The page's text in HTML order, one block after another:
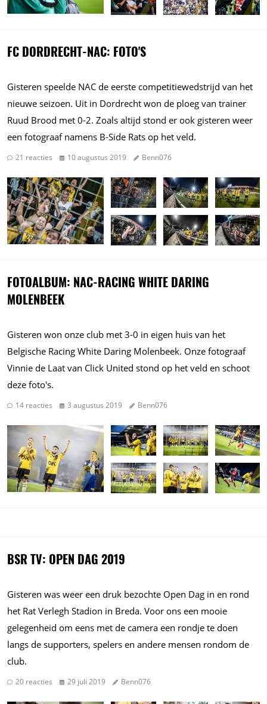
FC DORDRECHT-NAC: FOTO'S
Gisteren speelde NAC de eerste competitiewedstrijd van het
nieuwe seizoen. Uit in Dordrecht won de ploeg van trainer
Ruud Brood met 0-2. Zoals altijd stond er ook gisteren weer
een fotograaf namens B-Side Rats op het veld.
21 reacties 10 augustus 2019 Benn076
FOTOALBUM: NAC-RACING WHITE DARING
MOLENBEEK
Gisteren won onze club met 3-0 in eigen huis van het
Belgische Racing White Daring Molenbeek. Onze fotograaf
Vinnie de Laat van Click United stond op het veld en schoot
deze foto's.
14 reacties 3 augustus 2019 Benn076
BSR TV: OPEN DAG 2019
Gisteren was weer een druk bezochte Open Dag in en rond
het Rat Verlegh Stadion in Breda. Voor ons een mooie
gelegenheid om eens met de camera een rondje te doen
langs de supporters, spelers en andere mensen rondom de
club.
20 reacties 29 juli 2019 Benn076